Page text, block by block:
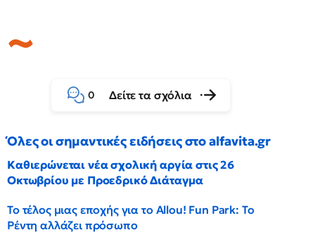
0 Δείτε τα σχόλια
Όλες οι σημαντικές ειδήσεις στο alfavita.gr
Καθιερώνεται νέα σχολική αργία στις 26
Οκτωβρίου με Προεδρικό Διάταγμα
Το τέλος μιας εποχής για το Allou! Fun Park: Το
Ρέντη αλλάζει πρόσωπο